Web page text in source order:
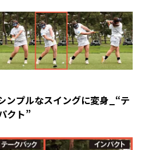
ンプルなスイングに変身_“テ
クト”